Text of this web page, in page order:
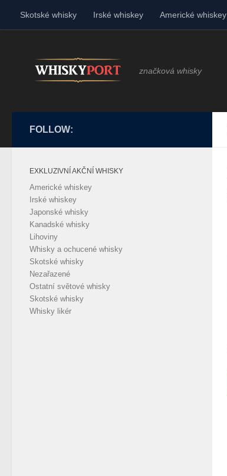
Skip to content
Skotské whisky Irské whiskey Americké whiskey
značková whisky
FOLLOW:
EXKLUZIVNÍ AKČNÍ WHISKY
Americké whiskey
Irské whiskey
Japonské whisky
Kanadské whisky
Lihoviny
Whisky a ochucené whisky
Skotské whisky
Nezařazené
Ostatní světové whisky
Skotské whisky
Whisky likér